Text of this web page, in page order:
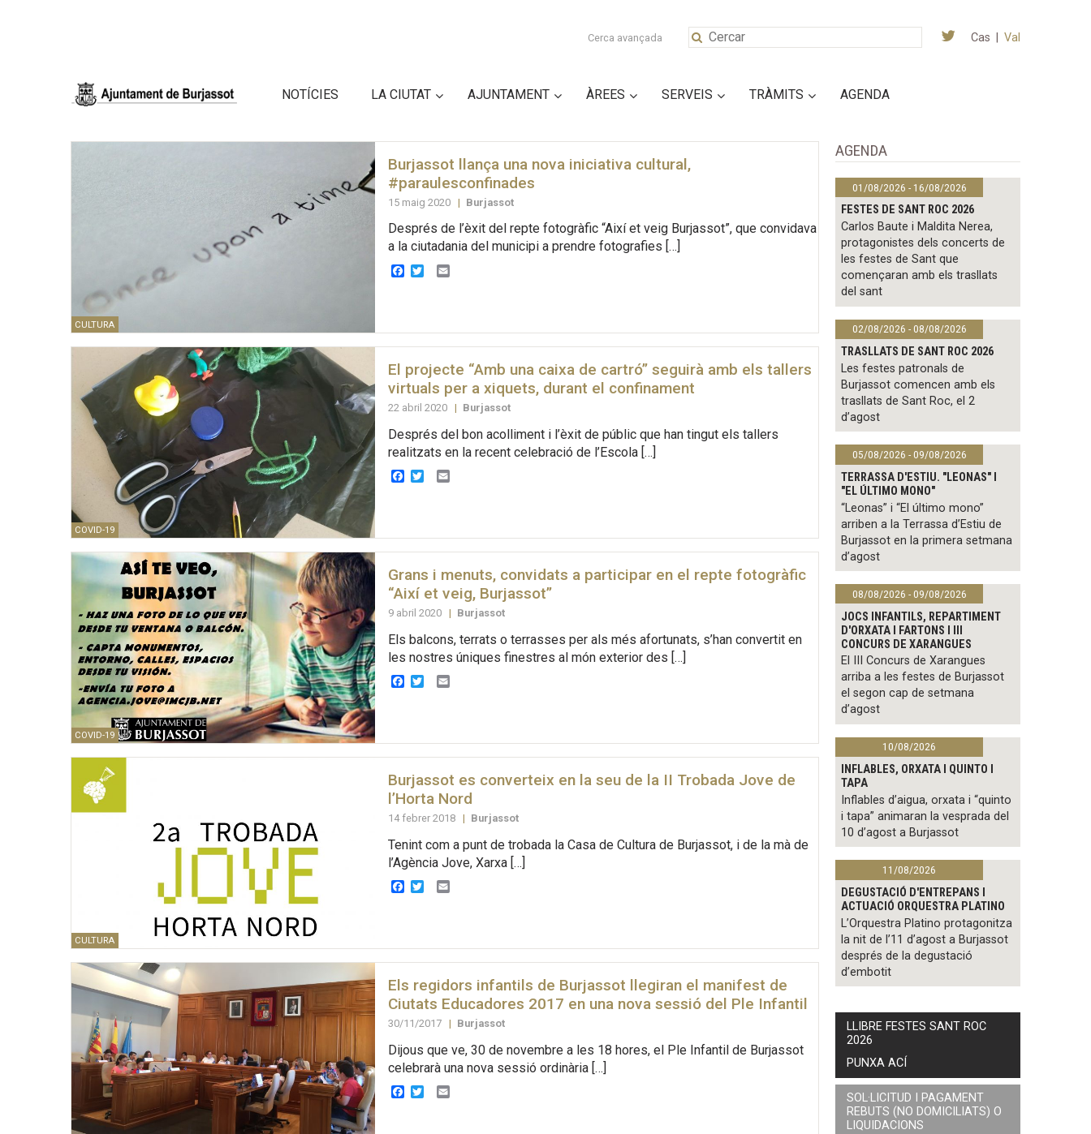
Cerca avançada Cas Val
NOTÍCIES LA CIUTAT AJUNTAMENT ÀREES SERVEIS TRÀMITS AGENDA
CULTURA
Burjassot llança una nova iniciativa cultural,
#paraulesconfinades
15 maig 2020 | Burjassot
Després de l’èxit del repte fotogràfic “Així et veig Burjassot”, que convidava
a la ciutadania del municipi a prendre fotografies […]
Facebook
TwitterEmail
COVID-19
El projecte “Amb una caixa de cartró” seguirà amb els tallers
virtuals per a xiquets, durant el confinament
22 abril 2020 | Burjassot
Després del bon acolliment i l’èxit de públic que han tingut els tallers
realitzats en la recent celebració de l’Escola […]
Facebook
TwitterEmail
COVID-19
Grans i menuts, convidats a participar en el repte fotogràfic
“Així et veig, Burjassot”
9 abril 2020 | Burjassot
Els balcons, terrats o terrasses per als més afortunats, s’han convertit en
les nostres úniques finestres al món exterior des […]
Facebook
TwitterEmail
CULTURA
Burjassot es converteix en la seu de la II Trobada Jove de
l’Horta Nord
14 febrer 2018 | Burjassot
Tenint com a punt de trobada la Casa de Cultura de Burjassot, i de la mà de
l’Agència Jove, Xarxa […]
Facebook
TwitterEmail
Els regidors infantils de Burjassot llegiran el manifest de
Ciutats Educadores 2017 en una nova sessió del Ple Infantil
30/11/2017 | Burjassot
Dijous que ve, 30 de novembre a les 18 hores, el Ple Infantil de Burjassot
celebrarà una nova sessió ordinària […]
Facebook
TwitterEmail
AGENDA
01/08/2026 - 16/08/2026
FESTES DE SANT ROC 2026
Carlos Baute i Maldita Nerea,
protagonistes dels concerts de
les festes de Sant que
començaran amb els trasllats
del sant
02/08/2026 - 08/08/2026
TRASLLATS DE SANT ROC 2026
Les festes patronals de
Burjassot comencen amb els
trasllats de Sant Roc, el 2
d’agost
05/08/2026 - 09/08/2026
TERRASSA D'ESTIU. "LEONAS" I
"EL ÚLTIMO MONO"
“Leonas” i “El último mono”
arriben a la Terrassa d’Estiu de
Burjassot en la primera setmana
d’agost
08/08/2026 - 09/08/2026
JOCS INFANTILS, REPARTIMENT
D'ORXATA I FARTONS I III
CONCURS DE XARANGUES
El III Concurs de Xarangues
arriba a les festes de Burjassot
el segon cap de setmana
d’agost
10/08/2026
INFLABLES, ORXATA I QUINTO I
TAPA
Inflables d’aigua, orxata i “quinto
i tapa” animaran la vesprada del
10 d’agost a Burjassot
11/08/2026
DEGUSTACIÓ D'ENTREPANS I
ACTUACIÓ ORQUESTRA PLATINO
L’Orquestra Platino protagonitza
la nit de l’11 d’agost a Burjassot
després de la degustació
d’embotit
LLIBRE FESTES SANT ROC
2026
PUNXA ACÍ
SOL·LICITUD I PAGAMENT
REBUTS (NO DOMICILIATS) O
LIQUIDACIONS